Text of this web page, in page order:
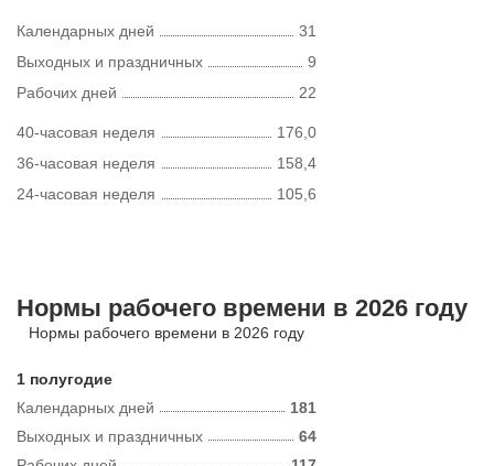
Календарных дней
31
Выходных и праздничных
9
Рабочих дней
22
40-часовая неделя
176,0
36-часовая неделя
158,4
24-часовая неделя
105,6
Нормы рабочего времени в 2026 году
Нормы рабочего времени в 2026 году
1 полугодие
Календарных дней
181
Выходных и праздничных 64